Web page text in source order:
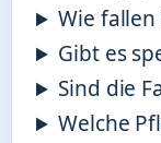
Wie fallen
Gibt es
Sind die
Welche